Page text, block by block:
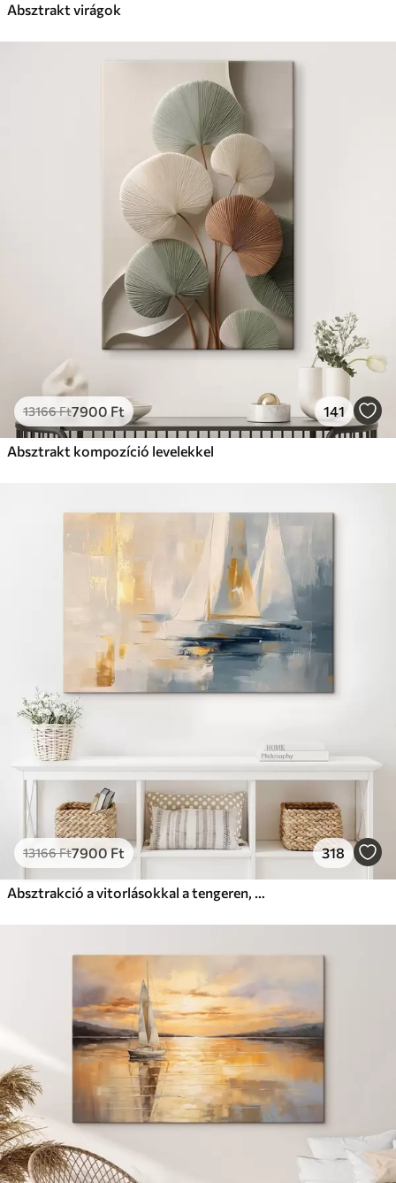
Absztrakt virágok
13166Ft7900 Ft 141
Absztrakt kompozíció levelekkel
13166Ft7900 Ft 318
Absztrakció a vitorlásokkal a tengeren, akril stílusban, naplemente